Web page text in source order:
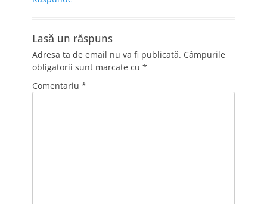
Lasă un răspuns
Adresa ta de email nu va fi publicată. Câmpurile
obligatorii sunt marcate cu *
Comentariu *